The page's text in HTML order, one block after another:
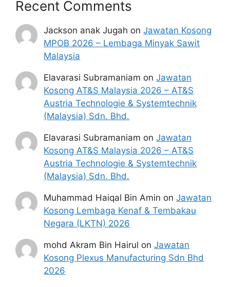
Recent Comments
Jackson anak Jugah onJawatan Kosong
MPOB 2026 – Lembaga Minyak Sawit
Malaysia
Elavarasi Subramaniam onJawatan
Kosong AT&S Malaysia 2026 – AT&S
Austria Technologie & Systemtechnik
(Malaysia) Sdn. Bhd.
Elavarasi Subramaniam onJawatan
Kosong AT&S Malaysia 2026 – AT&S
Austria Technologie & Systemtechnik
(Malaysia) Sdn. Bhd.
Muhammad Haiqal Bin Amin onJawatan
Kosong Lembaga Kenaf & Tembakau
Negara (LKTN) 2026
mohd Akram Bin Hairul onJawatan
Kosong Plexus Manufacturing Sdn Bhd
2026